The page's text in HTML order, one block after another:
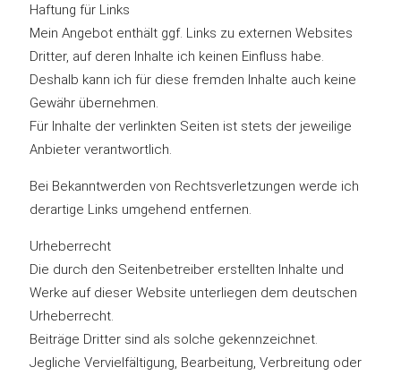
Haftung für Links
Mein Angebot enthält ggf. Links zu externen Websites
Dritter, auf deren Inhalte ich keinen Einfluss habe.
Deshalb kann ich für diese fremden Inhalte auch keine
Gewähr übernehmen.
Für Inhalte der verlinkten Seiten ist stets der jeweilige
Anbieter verantwortlich.
Bei Bekanntwerden von Rechtsverletzungen werde ich
derartige Links umgehend entfernen.
Urheberrecht
Die durch den Seitenbetreiber erstellten Inhalte und
Werke auf dieser Website unterliegen dem deutschen
Urheberrecht.
Beiträge Dritter sind als solche gekennzeichnet.
Jegliche Vervielfältigung, Bearbeitung, Verbreitung oder